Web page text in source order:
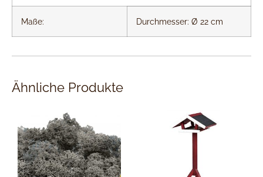
Maße: Durchmesser: Ø 22 cm
Ähnliche Produkte